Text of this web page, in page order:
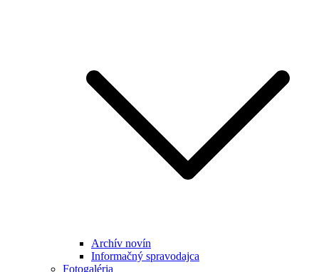
Archív novín
Informačný spravodajca
Fotogaléria